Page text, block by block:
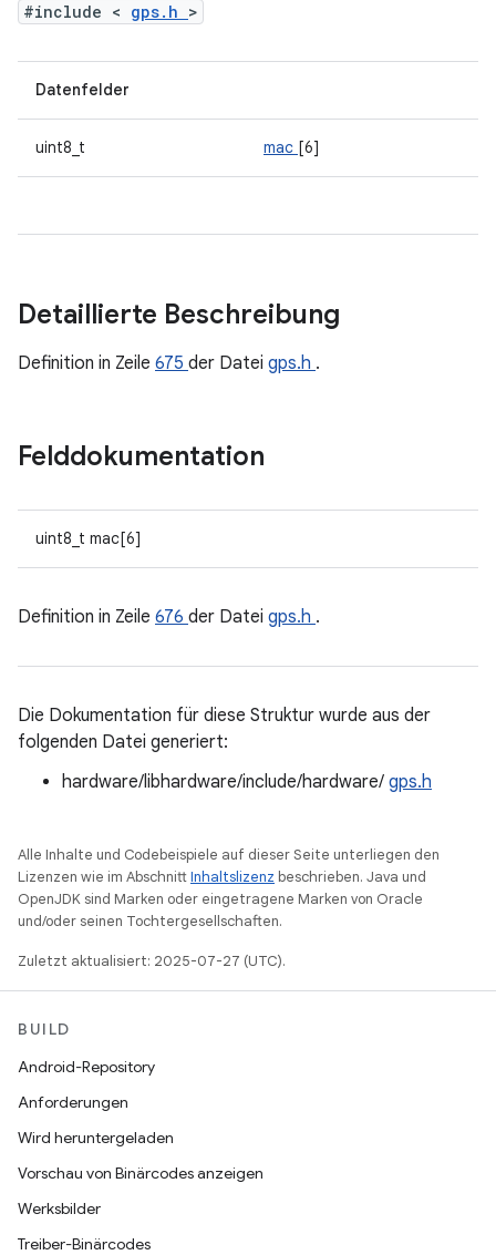
#include < gps.h >
Datenfelder
uint8_t mac [6]
Detaillierte Beschreibung
Definition in Zeile 675 der Datei gps.h .
Felddokumentation
uint8_t mac[6]
Definition in Zeile 676 der Datei gps.h .
Die Dokumentation für diese Struktur wurde aus der
folgenden Datei generiert:
hardware/libhardware/include/hardware/ gps.h
Alle Inhalte und Codebeispiele auf dieser Seite unterliegen den
Lizenzen wie im AbschnittInhaltslizenz beschrieben. Java und
OpenJDK sind Marken oder eingetragene Marken von Oracle
und/oder seinen Tochtergesellschaften.
Zuletzt aktualisiert: 2025-07-27 (UTC).
BUILD
Android-Repository
Anforderungen
Wird heruntergeladen
Vorschau von Binärcodes anzeigen
Werksbilder
Treiber-Binärcodes